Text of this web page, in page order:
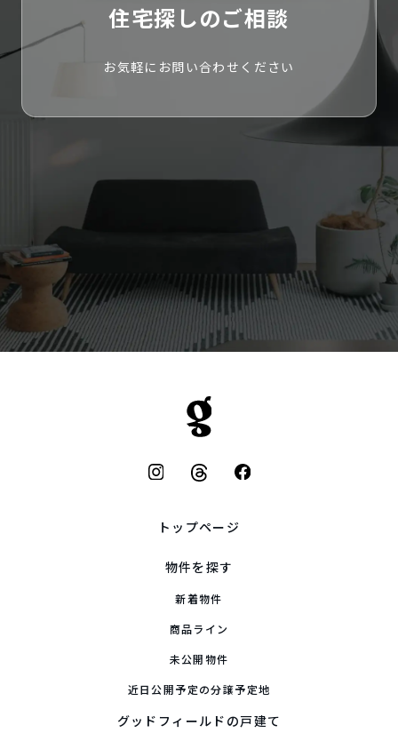
住宅探しのご相談
お気軽にお問い合わせください
トップページ
物件を探す
新着物件
商品ライン
未公開物件
近日公開予定の分譲予定地
グッドフィールドの戸建て